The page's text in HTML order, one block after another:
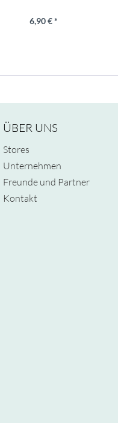
6,90 € *
ÜBER UNS
Stores
Unternehmen
Freunde und Partner
Kontakt